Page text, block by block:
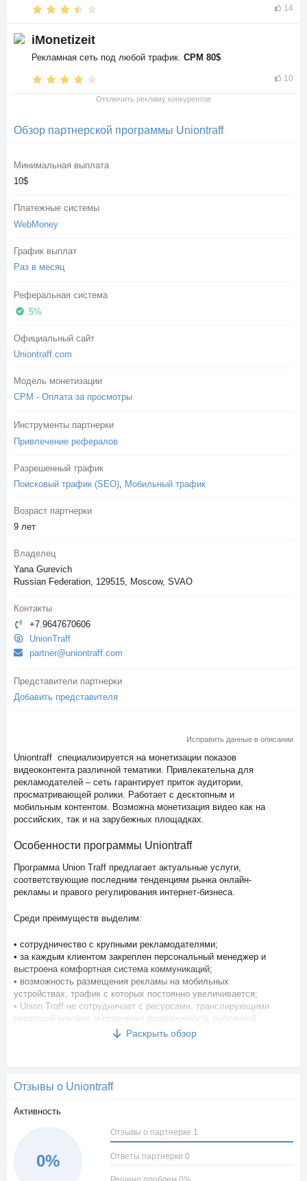
14
iMonetizeit
Рекламная сеть под любой трафик. CPM 80$
10
Отключить рекламу конкурентов
Обзор партнерской программы Uniontraff
Минимальная выплата
10$
Платежные системы
WebMoney
График выплат
Раз в месяц
Реферальная система
5%
Официальный сайт
Uniontraff.com
Модель монетизации
CPM - Оплата за просмотры
Инструменты партнерки
Привлечение рефералов
Разрешенный трафик
Поисковый трафик (SEO)
Мобильный трафик
Возраст партнерки
9 лет
Владелец
Yana Gurevich
Russian Federation, 129515, Moscow, SVAO
Контакты
+7.9647670606
UnionTraff
partner@uniontraff.com
Представители партнерки
Добавить представителя
Исправить данные в описании
Uniontraff специализируется на монетизации показов
видеоконтента различной тематики. Привлекательна для
рекламодателей – сеть гарантирует приток аудитории,
просматривающей ролики. Работает с десктопным и
мобильным контентом. Возможна монетизация видео как на
российских, так и на зарубежных площадках.
Особенности программы Uniontraff
Программа Union Traff предлагает актуальные услуги,
соответствующие последним тенденциям рынка онлайн-
рекламы и правого регулирования интернет-бизнеса.
Среди преимуществ выделим:
• сотрудничество с крупными рекламодателями;
• за каждым клиентом закреплен персональный менеджер и
выстроена комфортная система коммуникаций;
• возможность размещения рекламы на мобильных
устройствах, трафик с которых постоянно увеличивается;
• Union Traff не сотрудничает с ресурсами, транслирующими
пиратский контент, и проверяет правомочность публичной
демонстрации видео на сайтах-партнерах;
менее 3000 уникальных пользователей в сутки.
Раскрыть обзор
Отзывы о Uniontraff
Активность
0%
Отзывы о партнерке 1
Ответы партнерки 0
Решено проблем 0%